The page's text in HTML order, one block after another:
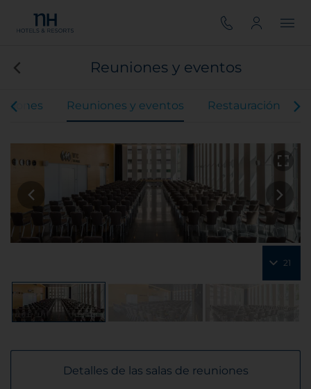
Reuniones y eventos
Reuniones y eventos Restauración
21
Detalles de las salas de reuniones